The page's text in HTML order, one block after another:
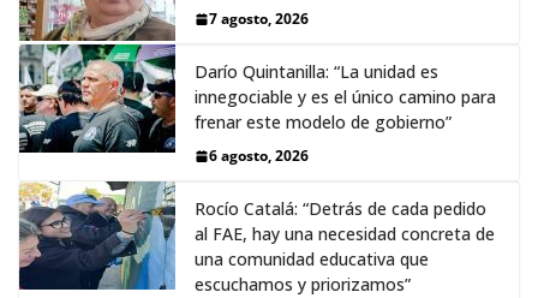
7 agosto, 2026
Darío Quintanilla: “La unidad es
innegociable y es el único camino para
frenar este modelo de gobierno”
6 agosto, 2026
Rocío Catalá: “Detrás de cada pedido
al FAE, hay una necesidad concreta de
una comunidad educativa que
escuchamos y priorizamos”